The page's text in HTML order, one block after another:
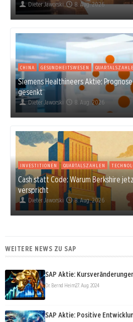
Dieter Jaworski 8. Aug. 2026
CHINA GESUNDHEITSWESEN
Siemens Healthineers Aktie:
gesenkt
Dieter Jaworski 8. Aug. 2026
INVESTITIONEN QUARTALSZAHLEN
Cash statt Code: Warum Berkshire
verspricht
Dieter Jaworski 8. Aug. 2026
WEITERE NEWS ZU SAP
SAP Aktie:
Dr. Bernd Heim27. Aug. 2024
SAP Aktie: Positive